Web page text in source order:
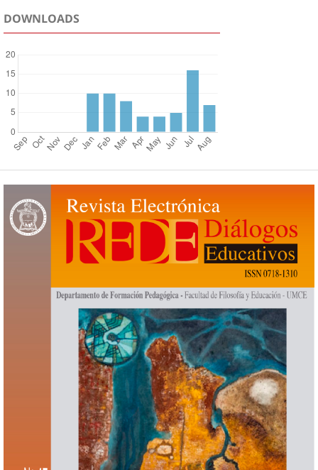
DOWNLOADS